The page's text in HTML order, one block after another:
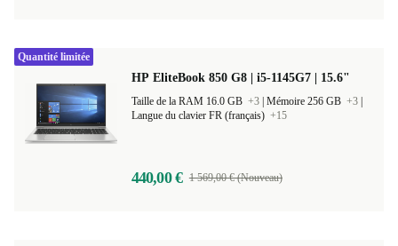
HP EliteBook 850 G8 | i5-1145G7 | 15.6"
Taille de la RAM 16.0 GB +3 Mémoire 256 GB +3
Langue du clavier FR (français) +15
440,00 € 1 569,00 € (Nouveau)
Quantité limitée